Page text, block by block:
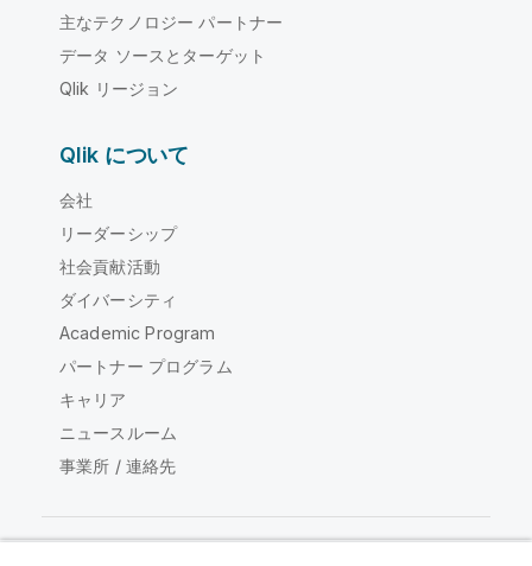
主なテクノロジー パートナー
データ ソースとターゲット
Qlik リージョン
Qlik について
会社
リーダーシップ
社会貢献活動
ダイバーシティ
Academic Program
パートナー プログラム
キャリア
ニュースルーム
事業所 / 連絡先